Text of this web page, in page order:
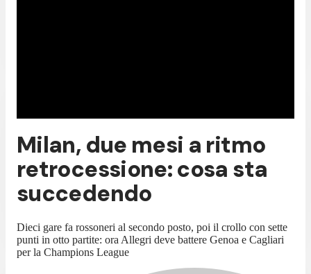
Milan, due mesi a ritmo
retrocessione: cosa sta
succedendo
Dieci gare fa rossoneri al secondo posto, poi il crollo con sette
punti in otto partite: ora Allegri deve battere Genoa e Cagliari
per la Champions League